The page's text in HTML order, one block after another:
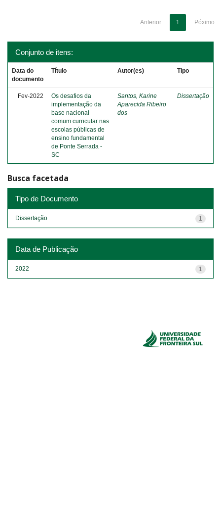
Anterior 1 Póximo
Conjunto de itens:
Data do
documento
Título Autor(es) Tipo
Fev-2022
Os desafios da
implementação da
base nacional
comum curricular nas
escolas públicas de
ensino fundamental
de Ponte Serrada -
SC
Santos, Karine
Aparecida Ribeiro
dos
Dissertação
Busca facetada
Tipo de Documento
1
Dissertação
Data de Publicação
1
2022